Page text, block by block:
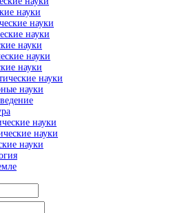
науки
науки
науки
науки
науки
науки
науки
науки
науки
науки
науки